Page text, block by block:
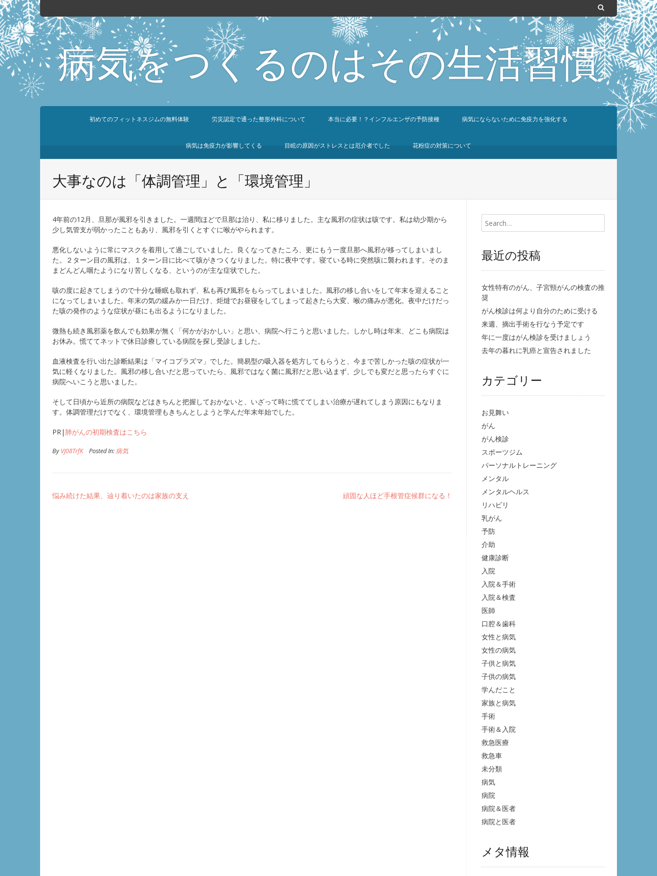
病気をつくるのはその生活習慣
初めてのフィットネスジムの無料体験 労災認定で通った整形外科について 本当に必要！？インフルエンザの予防接種 病気にならないために免疫力を強化する
病気は免疫力が影響してくる 目眩の原因がストレスとは厄介者でした 花粉症の対策について
大事なのは「体調管理」と「環境管理」
4年前の12月、旦那が風邪を引きました。一週間ほどで旦那は治り、私に移りました。主な風邪の症状は咳です。私は幼少期から
少し気管支が弱かったこともあり、風邪を引くとすぐに喉がやられます。
悪化しないように常にマスクを着用して過ごしていました。良くなってきたころ、更にもう一度旦那へ風邪が移ってしまいまし
た。２ターン目の風邪は、１ターン目に比べて咳がきつくなりました。特に夜中です。寝ている時に突然咳に襲われます。そのま
まどんどん咽たようになり苦しくなる、というのが主な症状でした。
咳の度に起きてしまうので十分な睡眠も取れず、私も再び風邪をもらってしまいました。風邪の移し合いをして年末を迎えること
になってしまいました。年末の気の緩みか一日だけ、炬燵でお昼寝をしてしまって起きたら大変、喉の痛みが悪化。夜中だけだっ
た咳の発作のような症状が昼にも出るようになりました。
微熱も続き風邪薬を飲んでも効果が無く「何かがおかしい」と思い、病院へ行こうと思いました。しかし時は年末、どこも病院は
お休み。慌ててネットで休日診療している病院を探し受診しました。
血液検査を行い出た診断結果は「マイコプラズマ」でした。簡易型の吸入器を処方してもらうと、今まで苦しかった咳の症状が一
気に軽くなりました。風邪の移し合いだと思っていたら、風邪ではなく菌に風邪だと思い込まず、少しでも変だと思ったらすぐに
病院へいこうと思いました。
そして日頃から近所の病院などはきちんと把握しておかないと、いざって時に慌ててしまい治療が遅れてしまう原因にもなりま
す。体調管理だけでなく、環境管理もきちんとしようと学んだ年末年始でした。
PR| 肺がんの初期検査はこちら
ByVJ08TrfK Posted In: 病気
悩み続けた結果、辿り着いたのは家族の支え 頑固な人ほど手根管症候群になる！
最近の投稿
女性特有のがん、子宮頸がんの検査の推
奨
がん検診は何より自分のために受ける
来週、摘出手術を行なう予定です
年に一度はがん検診を受けましょう
去年の暮れに乳癌と宣告されました
カテゴリー
お見舞い
がん
がん検診
スポーツジム
パーソナルトレーニング
メンタル
メンタルヘルス
リハビリ
乳がん
予防
介助
健康診断
入院
入院＆手術
入院＆検査
医師
口腔＆歯科
女性と病気
女性の病気
子供と病気
子供の病気
学んだこと
家族と病気
手術
手術＆入院
救急医療
救急車
未分類
病気
病院
病院＆医者
病院と医者
メタ情報